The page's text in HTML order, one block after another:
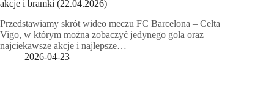
akcje i bramki (22.04.2026)
Przedstawiamy skrót wideo meczu FC Barcelona – Celta
Vigo, w którym można zobaczyć jedynego gola oraz
najciekawsze akcje i najlepsze…
2026-04-23